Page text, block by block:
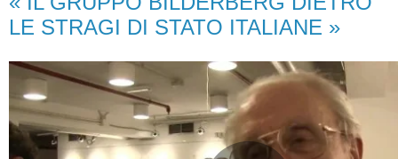
LE STRAGI DI STATO ITALIANE »